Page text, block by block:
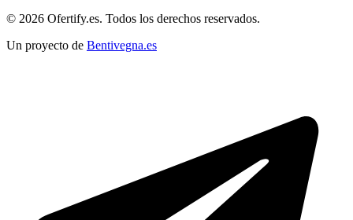
© 2026 Ofertify.es. Todos los derechos reservados.
Un proyecto de Bentivegna.es